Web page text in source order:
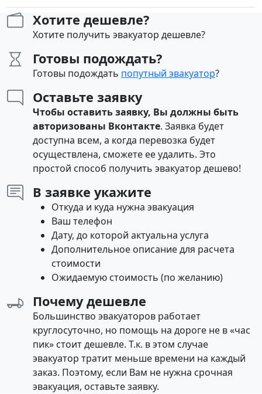
Хотите дешевле?
Хотите получить эвакуатор дешевле?
Готовы подождать?
Готовы подождать попутный эвакуатор?
Оставьте заявку
Чтобы оставить заявку, Вы должны быть
авторизованы Вконтакте. Заявка будет
доступна всем, а когда перевозка будет
осуществлена, сможете ее удалить. Это
простой способ получить эвакуатор дешево!
В заявке укажите
Откуда и куда нужна эвакуация
Ваш телефон
Дату, до которой актуальна услуга
Дополнительное описание для расчета
стоимости
Ожидаемую стоимость (по желанию)
Почему дешевле
Большинство эвакуаторов работает
круглосуточно, но помощь на дороге не в «час
пик» стоит дешевле. Т.к. в этом случае
эвакуатор тратит меньше времени на каждый
заказ. Поэтому, если Вам не нужна срочная
эвакуация, оставьте заявку.